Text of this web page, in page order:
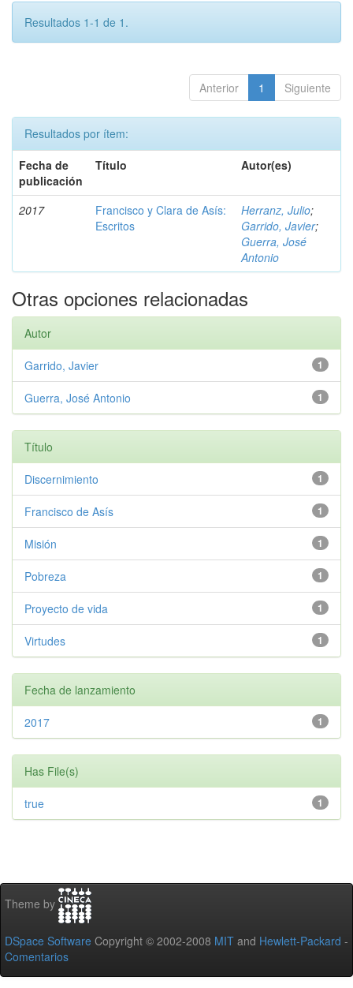
Resultados 1-1 de 1.
Anterior 1 Siguiente
Resultados por ítem:
Fecha de
publicación
Título Autor(es)
2017
Francisco y Clara de Asís:
Escritos
Herranz, Julio;
Garrido, Javier;
Guerra, José
Antonio
Otras opciones relacionadas
Autor
1
Garrido, Javier
1
Guerra, José Antonio
Título
1
Discernimiento
1
Francisco de Asís
1
Misión
1
Pobreza
1
Proyecto de vida
1
Virtudes
Fecha de lanzamiento
1
2017
Has File(s)
1
true
Theme by
DSpace Software Copyright © 2002-2008 MIT and Hewlett-Packard -
Comentarios